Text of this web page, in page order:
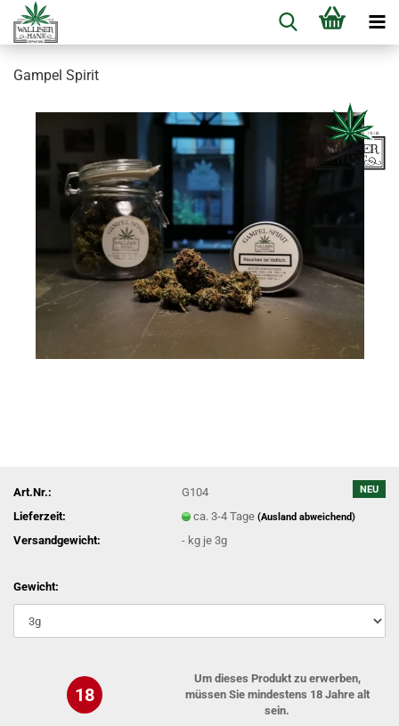
Gampel Spirit
NEU
Art.Nr.:
G104
Lieferzeit:
ca. 3-4 Tage(Ausland abweichend)
Versandgewicht: - kg je 3g
Gewicht:
18
Um dieses Produkt zu erwerben,
müssen Sie mindestens 18 Jahre alt
sein.